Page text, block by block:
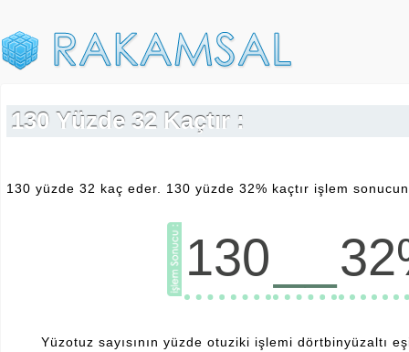
130 Yüzde 32 Kaçtır :
130 yüzde 32 kaç eder. 130 yüzde 32% kaçtır işlem
130
Yüzotuz sayısının yüzde otuziki işlemi dörtbinyüzaltı